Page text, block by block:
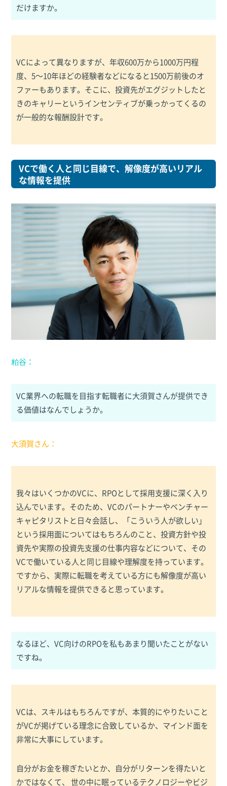
だけますか。
VCによって異なりますが、年収600万から1000万円程
度、5～10年ほどの経験者などになると1500万前後のオ
ファーもあります。そこに、投資先がエグジットしたと
きのキャリーというインセンティブが乗っかってくるの
が一般的な報酬設計です。
VCで働く人と同じ目線で、解像度が高いリアル
な情報を提供
粕谷：
VC業界への転職を目指す転職者に大須賀さんが提供でき
る価値はなんでしょうか。
大須賀さん：
我々はいくつかのVCに、RPOとして採用支援に深く入り
込んでいます。そのため、VCのパートナーやベンチャー
キャピタリストと日々会話し、「こういう人が欲しい」
という採用面についてはもちろんのこと、投資方針や投
資先や実際の投資先支援の仕事内容などについて、その
VCで働いている人と同じ目線や理解度を持っています。
ですから、実際に転職を考えている方にも解像度が高い
リアルな情報を提供できると思っています。
なるほど、VC向けのRPOを私もあまり聞いたことがない
ですね。
VCは、スキルはもちろんですが、本質的にやりたいこと
がVCが掲げている理念に合致しているか、マインド面を
非常に大事にしています。
自分がお金を稼ぎたいとか、自分がリターンを得たいと
かではなくて、 世の中に眠っているテクノロジーやビジ